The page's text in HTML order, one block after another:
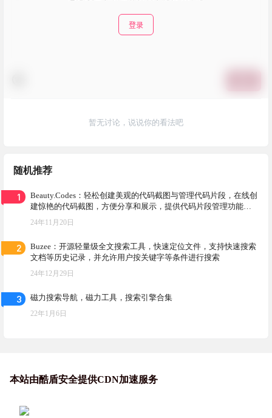
登录
暂无讨论，说说你的看法吧
随机推荐
1
Beauty.Codes：轻松创建美观的代码截图与管理代码片段，在线创
建惊艳的代码截图，方便分享和展示，提供代码片段管理功能，
提高工作效率
24年11月20日
2
Buzee：开源轻量级全文搜索工具，快速定位文件，支持快速搜索
文档等历史记录，并允许用户按关键字等条件进行搜索
24年12月29日
3 磁力搜索导航，磁力工具，搜索引擎合集
22年1月6日
本站由酷盾安全提供CDN加速服务